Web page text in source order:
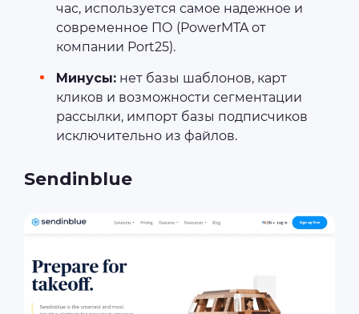
час, используется самое надежное и
современное ПО (PowerMTA от
компании Port25).
Минусы: нет базы шаблонов, карт
кликов и возможности сегментации
рассылки, импорт базы подписчиков
исключительно из файлов.
Sendinblue